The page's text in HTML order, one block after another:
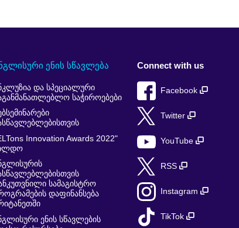
ენის სწავლება
და სპეციალური
საჭიროებები
Innovation Awards 2022"
სამაგისტრო
დაფინანსება
ენის სწავლების
Connect with us
Facebook
Twitter
YouTube
RSS
Instagram
TikTok